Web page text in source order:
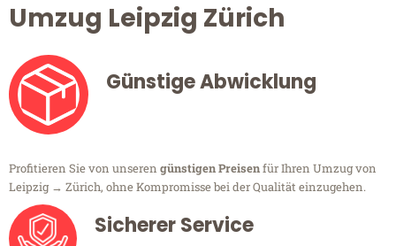
Umzug Leipzig Zürich
Günstige Abwicklung
Profitieren Sie von unseren günstigen Preisenfür Ihren Umzug von
Leipzig → Zürich, ohne Kompromisse bei der Qualität einzugehen.
Sicherer Service